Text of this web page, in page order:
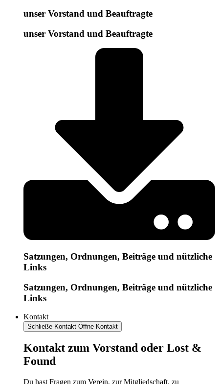
unser Vorstand und Beauftragte
unser Vorstand und Beauftragte
Satzungen, Ordnungen, Beiträge und nützliche
Links
Satzungen, Ordnungen, Beiträge und nützliche
Links
Kontakt
Schließe Kontakt Öffne Kontakt
Kontakt zum Vorstand oder Lost &
Found
Du hast Fragen zum Verein, zur Mitgliedschaft, zu